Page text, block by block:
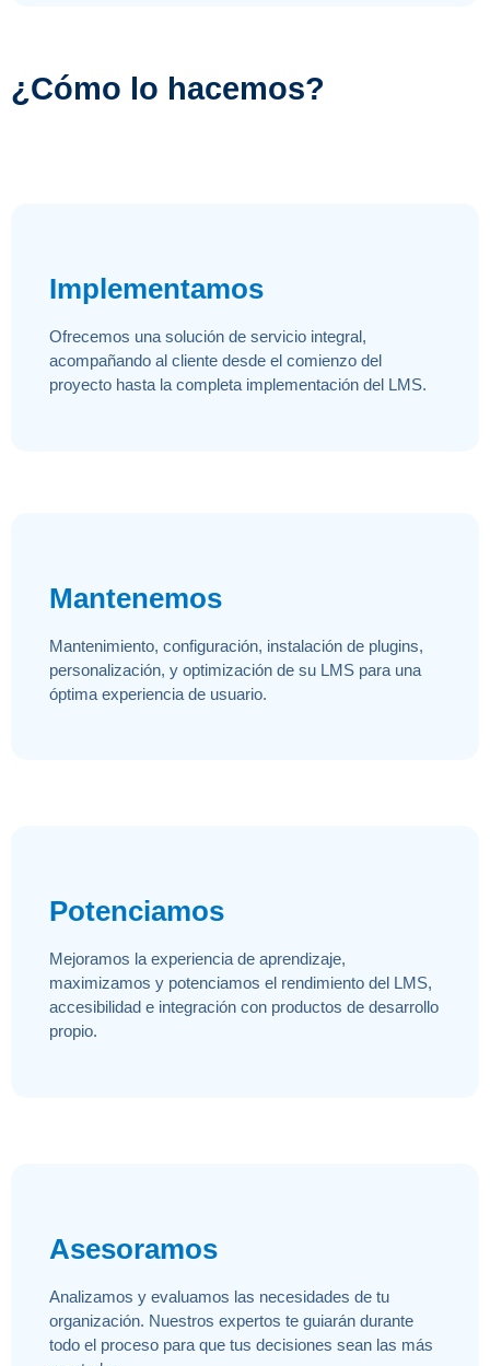
¿Cómo lo hacemos?
Implementamos
Ofrecemos una solución de servicio integral,
acompañando al cliente desde el comienzo del
proyecto hasta la completa implementación del LMS.
Mantenemos
Mantenimiento, configuración, instalación de plugins,
personalización, y optimización de su LMS para una
óptima experiencia de usuario.
Potenciamos
Mejoramos la experiencia de aprendizaje,
maximizamos y potenciamos el rendimiento del LMS,
accesibilidad e integración con productos de desarrollo
propio.
Asesoramos
Analizamos y evaluamos las necesidades de tu
organización. Nuestros expertos te guiarán durante
todo el proceso para que tus decisiones sean las más